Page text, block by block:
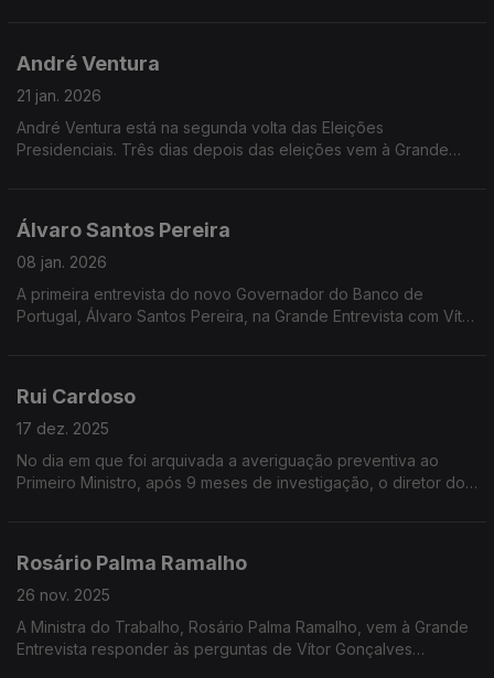
André Ventura
21 jan. 2026
André Ventura está na segunda volta das Eleições
Presidenciais. Três dias depois das eleições vem à Grande
Álvaro Santos Pereira
08 jan. 2026
A primeira entrevista do novo Governador do Banco de
Portugal, Álvaro Santos Pereira, na Grande Entrevista com Vítor
Rui Cardoso
17 dez. 2025
No dia em que foi arquivada a averiguação preventiva ao
Primeiro Ministro, após 9 meses de investigação, o diretor do
Rosário Palma Ramalho
26 nov. 2025
A Ministra do Trabalho, Rosário Palma Ramalho, vem à Grande
Entrevista responder às perguntas de Vítor Gonçalves